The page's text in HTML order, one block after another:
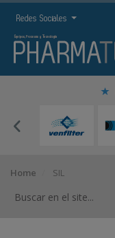
Redes Sociales
Home SIL